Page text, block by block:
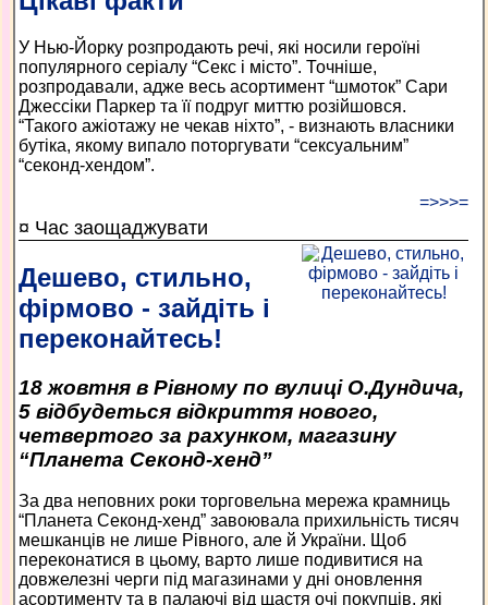
У Нью-Йорку розпродають речі, які носили героїні
популярного серіалу “Секс і місто”. Точніше,
розпродавали, адже весь асортимент “шмоток” Сари
Джессіки Паркер та її подруг миттю розійшовся.
“Такого ажіотажу не чекав ніхто”, - визнають власники
бутіка, якому випало поторгувати “сексуальним”
“секонд-хендом”.
=>>>=
¤ Час заощаджувати
Дешево, стильно,
фірмово - зайдіть і
переконайтесь!
18 жовтня в Рівному по вулиці О.Дундича,
5 відбудеться відкриття нового,
четвертого за рахунком, магазину
“Планета Секонд-хенд”
За два неповних роки торговельна мережа крамниць
“Планета Секонд-хенд” завоювала прихильність тисяч
мешканців не лише Рівного, але й України. Щоб
переконатися в цьому, варто лише подивитися на
довжелезні черги під магазинами у дні оновлення
асортименту та в палаючі від щастя очі покупців, які